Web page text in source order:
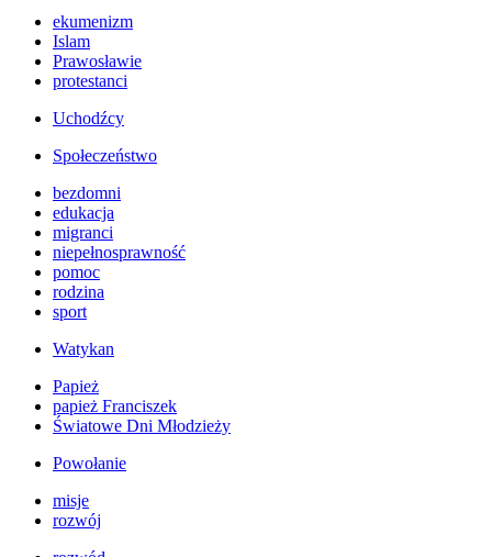
ekumenizm
Islam
Prawosławie
protestanci
Uchodźcy
Społeczeństwo
bezdomni
edukacja
migranci
niepełnosprawność
pomoc
rodzina
sport
Watykan
Papież
papież Franciszek
Światowe Dni Młodzieży
Powołanie
misje
rozwój